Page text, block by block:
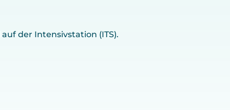
der Intensivstation (ITS).